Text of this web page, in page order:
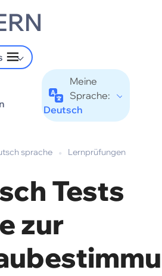
Meine
Sprache:
Deutsch
sprache • Lernprüfungen
Tests
zur